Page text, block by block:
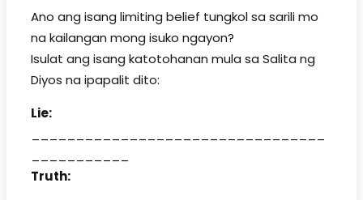
Ano ang isang limiting belief tungkol sa sarili mo
na kailangan mong isuko ngayon?
Isulat ang isang katotohanan mula sa Salita ng
Diyos na ipapalit dito:
Lie:
Truth: